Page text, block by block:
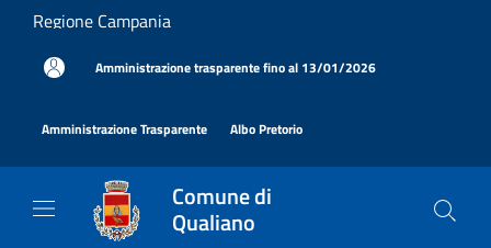
Salta al contenuto principale
Regione Campania
Amministrazione trasparente fino al 13/01/2026
Amministrazione Trasparente Albo Pretorio
Comune di
Qualiano